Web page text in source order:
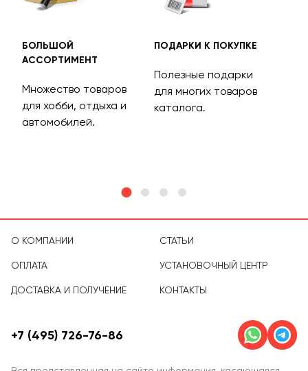
БОЛЬШОЙ
АССОРТИМЕНТ
Множество товаров
для хобби, отдыха и
автомобилей.
ПОДАРКИ К ПОКУПКЕ
Полезные подарки
для многих товаров
каталога.
О КОМПАНИИ
ОПЛАТА
ДОСТАВКА И ПОЛУЧЕНИЕ
СТАТЬИ
УСТАНОВОЧНЫЙ ЦЕНТР
КОНТАКТЫ
+7 (495) 726-76-86